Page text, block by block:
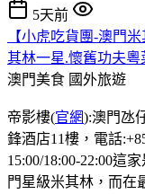
5天前
【小虎吃貨團-澳門
其林一星.懷舊功夫
澳門美食 國外旅遊
帝影樓(官網):澳門氹
鋒酒店11樓，電話
15:00/18:00-22:00這
門星級米其林，而在